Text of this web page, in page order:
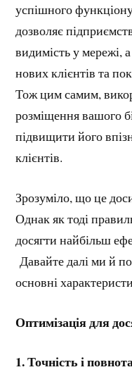
успішного
дозволяє
видимість у мережі,
нових клієнтів та
Тож цим самим,
розміщення вашого
підвищити його
клієнтів.
Зрозуміло, що це
Однак як тоді
досягти найбільш
Давайте далі ми й
основні
Оптимізація для
1. Точність і